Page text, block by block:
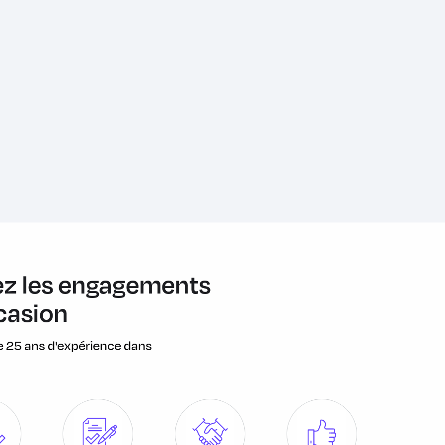
heures en noir. Volant en cuir noir
pouce dans le volant. Logo M sur la
données dans la console centrale
les engagements
25 ans d'expérience dans